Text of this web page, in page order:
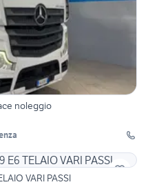
noleggio
VARI PASSI